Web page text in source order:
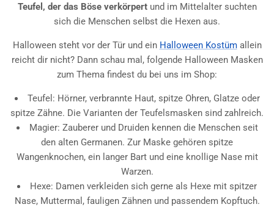
Teufel, der das Böse verkörpertund im Mittelalter suchten
sich die Menschen selbst die Hexen aus.
Halloween steht vor der Tür und ein Halloween Kostümallein
reicht dir nicht? Dann schau mal, folgende Halloween Masken
zum Thema findest du bei uns im Shop:
Teufel: Hörner, verbrannte Haut, spitze Ohren, Glatze oder
spitze Zähne. Die Varianten der Teufelsmasken sind zahlreich.
Magier: Zauberer und Druiden kennen die Menschen seit
den alten Germanen. Zur Maske gehören spitze
Wangenknochen, ein langer Bart und eine knollige Nase mit
Warzen.
Hexe: Damen verkleiden sich gerne als Hexe mit spitzer
Nase, Muttermal, fauligen Zähnen und passendem Kopftuch.